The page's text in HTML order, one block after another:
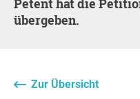
übergeben.
Zur Übersicht